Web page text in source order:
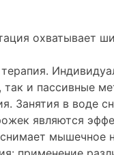
охватывает
так и пассивные
Занятия в воде
являются
мышечное